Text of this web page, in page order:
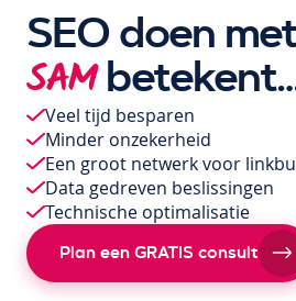
SEO doen
SAM
Veel tijd besparen
Minder onzekerheid
Een groot netwerk voor
Data gedreven beslissingen
Technische optimalisatie
Plan een GRATIS consult